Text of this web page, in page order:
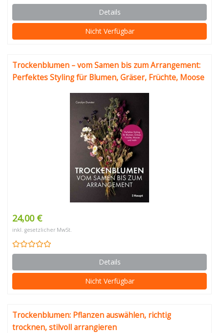
Details
Nicht Verfügbar
Trockenblumen – vom Samen bis zum Arrangement:
Perfektes Styling für Blumen, Gräser, Früchte, Moose
24,00 €
inkl. gesetzlicher MwSt.
Details
Nicht Verfügbar
Trockenblumen: Pflanzen auswählen, richtig
trocknen, stilvoll arrangieren